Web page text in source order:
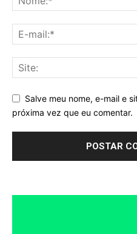
Salve meu nome, e-mail e
próxima vez que eu comentar.